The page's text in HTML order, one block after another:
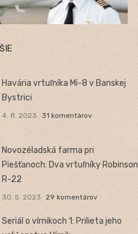
Havária vrtuľníka Mi-8 v Banskej
Bystrici
4. 8. 2023 31 komentárov
Novozéladská farma pri
Piešťanoch: Dva vrtuľníky Robinson
R-22
30. 5. 2023 29 komentárov
Seriál o vírnikoch 1: Prilieta jeho